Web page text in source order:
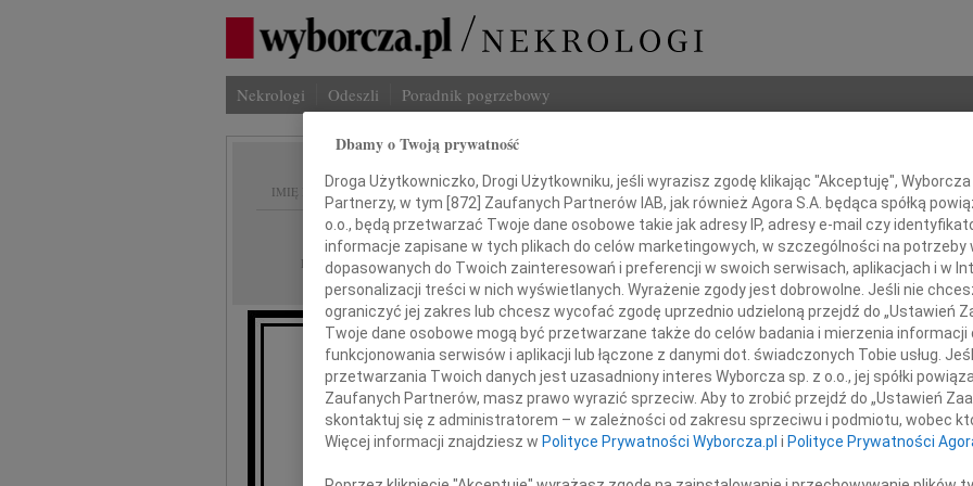
Nekrologi Odeszli Poradnik pogrzebowy
IMIĘ I NAZWISKO:
REGION: Gdańsk
DATA EMISJI: 09.12.2009
Panu
Wiceadmirałowi Andrzejowi Karwecie
Imię i
INNE
Z
Z
Dbamy o Twoją prywatność
Droga Użytkowniczko, Drogi Użytkowniku, jeśli wyrazisz zgodę klikając "Akceptuję",
Partnerzy, w tym [872] Zaufanych Partnerów IAB, jak również Agora S.A. będąca spółką
o.o., będą przetwarzać Twoje dane osobowe takie jak adresy IP, adresy e-mail czy
informacje zapisane w tych plikach do celów marketingowych, w szczególności na potrzeby
dopasowanych do Twoich zainteresowań i preferencji w swoich serwisach, aplikacjach i w
personalizacji treści w nich wyświetlanych. Wyrażenie zgody jest dobrowolne. Jeśli nie
ograniczyć jej zakres lub chcesz wycofać zgodę uprzednio udzieloną przejdź do „Ustawień
Twoje dane osobowe mogą być przetwarzane także do celów badania i mierzenia
funkcjonowania serwisów i aplikacji lub łączone z danymi dot. świadczonych Tobie usług.
przetwarzania Twoich danych jest uzasadniony interes Wyborcza sp. z o.o., jej spółki
Zaufanych Partnerów, masz prawo wyrazić sprzeciw. Aby to zrobić przejdź do „Ustawień
skontaktuj się z administratorem – w zależności od zakresu sprzeciwu i podmiotu, wobec
Więcej informacji znajdziesz w Polityce Prywatności Wyborcza.pl i Polityce Prywatności